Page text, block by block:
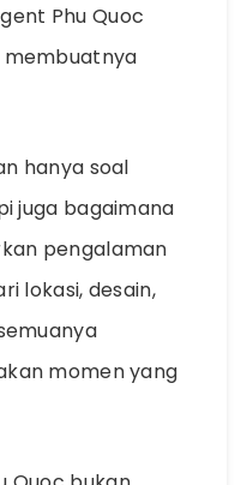
Phu Quoc
membuatnya
hanya soal
juga bagaimana
pengalaman
lokasi, desain,
momen yang